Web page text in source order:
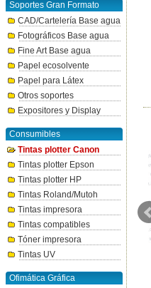
Soportes Gran Formato
CAD/Cartelería Base agua
Fotográficos Base agua
Fine Art Base agua
Papel ecosolvente
Papel para Látex
Otros soportes
Expositores y Display
Consumibles
Tintas plotter Canon
Tintas plotter Epson
Tintas plotter HP
Tintas Roland/Mutoh
Tintas impresora
Tintas compatibles
Tóner impresora
Tintas UV
Ofimática Gráfica
Canon PFI-2700FP Rosa
fluorescente 700ml.